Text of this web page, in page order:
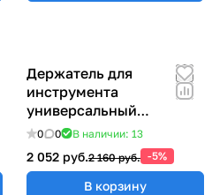
Держатель для
инструмента
универсальный
57x383x185 мм ER-
0 0 В наличии: 13
2 052 руб.2 160 руб. -5%
В корзину